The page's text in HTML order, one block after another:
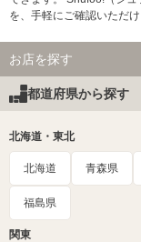
を、手軽にご確認いただ
お店を探す
都道府県から探す
北海道・東北
北海道 青森県
福島県
関東